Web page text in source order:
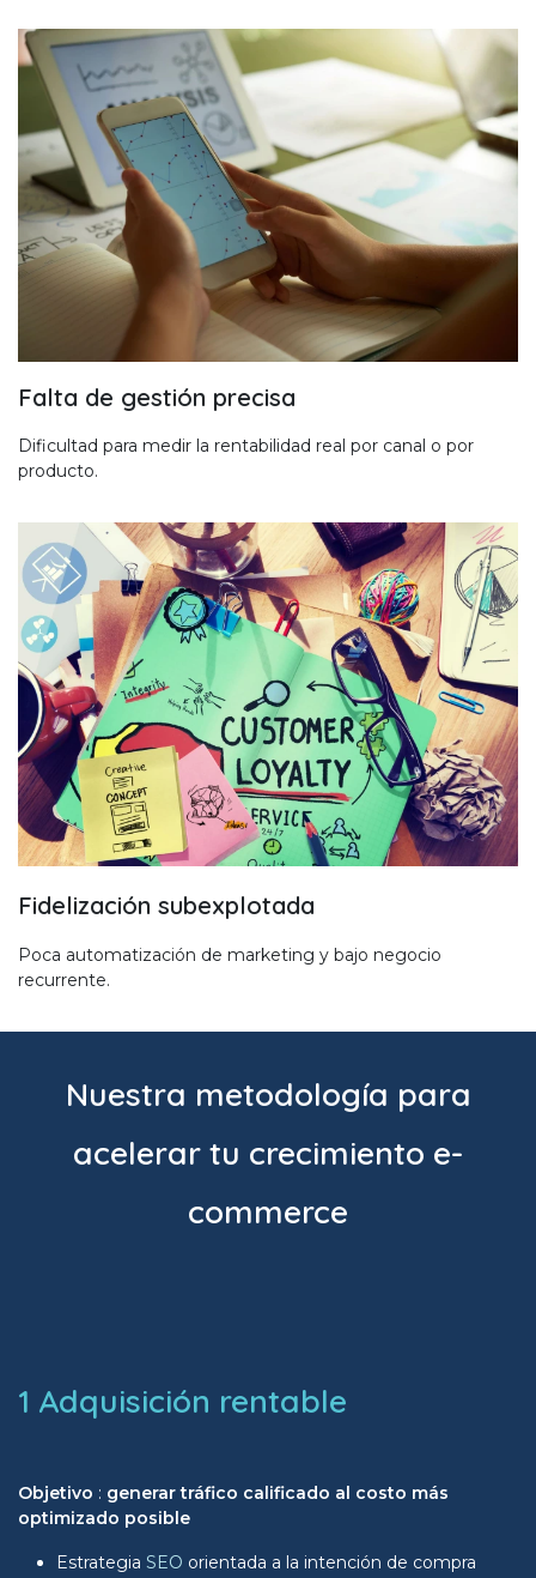
Falta de gestión precisa
Dificultad para medir la rentabilidad real por canal o por
producto.
Fidelización subexplotada
Poca automatización de marketing y bajo negocio
recurrente.
Nuestra metodología para
acelerar tu crecimiento e-
commerce
1 Adquisición rentable
Objetivo : generar tráfico calificado al costo más
optimizado posible
Estrategia SEO orientada a la intención de compra